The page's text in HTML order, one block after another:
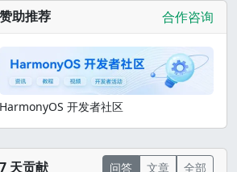
赞助推荐 合作咨询
HarmonyOS 开发者社区
7 天贡献 问答 文章 全部